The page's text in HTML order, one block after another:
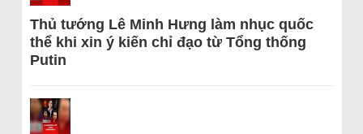
Thủ tướng Lê Minh Hưng làm nhục quốc
thể khi xin ý kiến chỉ đạo từ Tổng thống
Putin